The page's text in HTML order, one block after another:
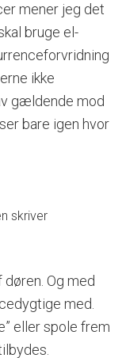
mener jeg det
bruge el-
ikke
gældende mod
bare igen hvor
skriver
Og med
med.
eller spole frem